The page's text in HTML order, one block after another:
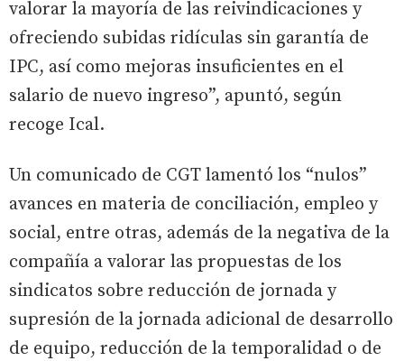
valorar la mayoría de las reivindicaciones y
ofreciendo subidas ridículas sin garantía de
IPC, así como mejoras insuficientes en el
salario de nuevo ingreso”, apuntó, según
recoge Ical.
Un comunicado de CGT lamentó los “nulos”
avances en materia de conciliación, empleo y
social, entre otras, además de la negativa de la
compañía a valorar las propuestas de los
sindicatos sobre reducción de jornada y
supresión de la jornada adicional de desarrollo
de equipo, reducción de la temporalidad o de